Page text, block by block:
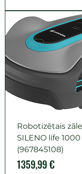
Robotizētais
SILENO life 1000
(967845108)
Cena
1359,99 €